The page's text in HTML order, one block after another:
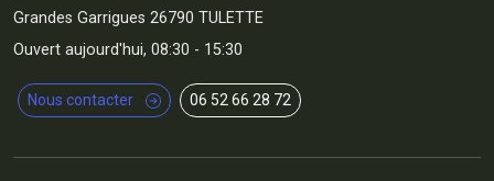
Grandes Garrigues 26790 TULETTE
Ouvert aujourd'hui, 08:30 - 15:30
Nous contacter 06 52 66 28 72